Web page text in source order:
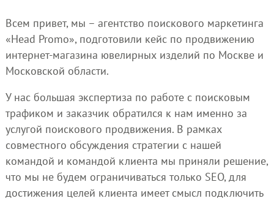
Всем привет, мы – агентство поискового маркетинга
«Head Promo», подготовили кейс по продвижению
интернет-магазина ювелирных изделий по Москве и
Московской области.
У нас большая экспертиза по работе с поисковым
трафиком и заказчик обратился к нам именно за
услугой поискового продвижения. В рамках
совместного обсуждения стратегии с нашей
командой и командой клиента мы приняли решение,
что мы не будем ограничиваться только SEO, для
достижения целей клиента имеет смысл подключить